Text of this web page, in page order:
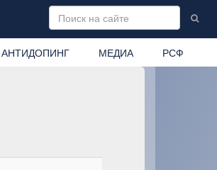
АНТИДОПИНГ МЕДИА РСФ